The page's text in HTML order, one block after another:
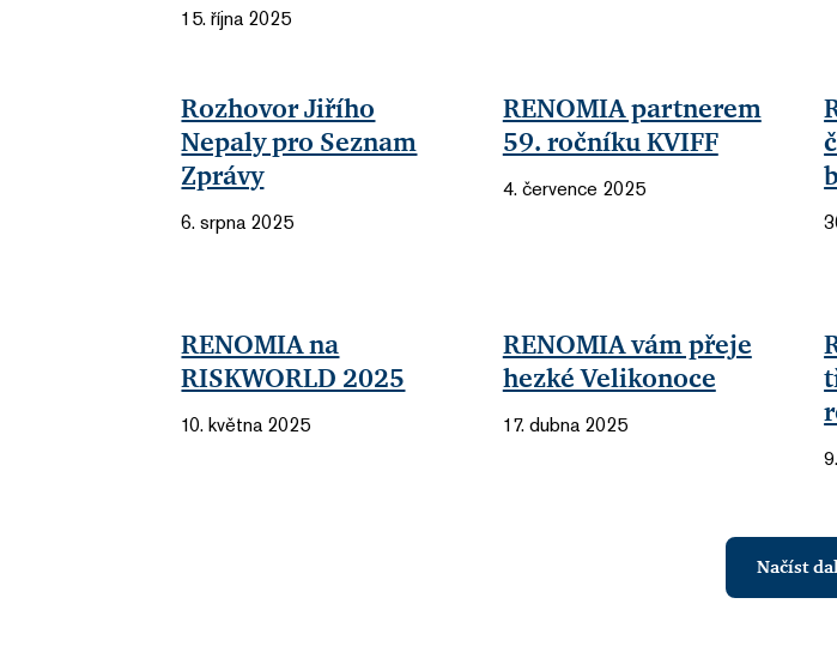
15. října 2025
Rozhovor Jiřího
Nepaly pro Seznam
Zprávy
6. srpna 2025
RENOMIA partnerem
59. ročníku KVIFF
4. července 2025
RENOMIA na
RISKWORLD 2025
10. května 2025
RENOMIA vám přeje
hezké Velikonoce
17. dubna 2025
Načíst